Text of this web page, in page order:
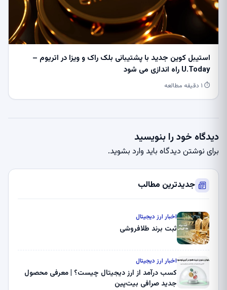
استیبل کوین جدید با پشتیبانی بلک راک و ویزا در اتریوم –
U.Today راه اندازی می شود
⏱ ۱ دقیقه مطالعه
دیدگاه خود را بنویسید
برای نوشتن دیدگاه باید وارد بشوید.
جدیدترین مطالب
اخبار ارز دیجیتال
ثبت برند طلافروشی
اخبار ارز دیجیتال
کسب درآمد از ارز دیجیتال چیست؟ | معرفی محصول
جدید صرافی بیت‌پین